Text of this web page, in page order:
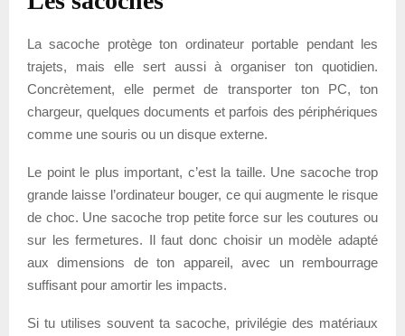
La sacoche protège ton ordinateur portable pendant les
trajets, mais elle sert aussi à organiser ton quotidien.
Concrètement, elle permet de transporter ton PC, ton
chargeur, quelques documents et parfois des périphériques
comme une souris ou un disque externe.
Le point le plus important, c’est la taille. Une sacoche trop
grande laisse l’ordinateur bouger, ce qui augmente le risque
de choc. Une sacoche trop petite force sur les coutures ou
sur les fermetures. Il faut donc choisir un modèle adapté
aux dimensions de ton appareil, avec un rembourrage
suffisant pour amortir les impacts.
Si tu utilises souvent ta sacoche, privilégie des matériaux